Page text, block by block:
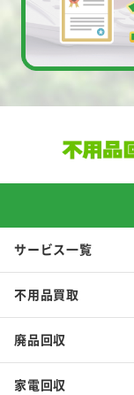
サービス一覧
不用品買取
廃品回収
家電回収